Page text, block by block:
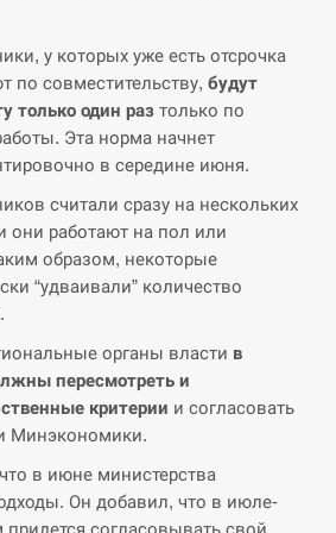
на “кратный рост” атак
літака в аеропорту Лейпцига
ймовірно, з…
уничтожены”: в МИДе
отреагируют на…
найбільші військові
загрози вторгнення з…
у которых уже есть отсрочка
по совместительству, будут
только один раз только по
Эта норма начнет
в середине июня.
считали сразу на нескольких
они работают на пол или
образом, некоторые
“удваивали” количество
органы власти в
пересмотреть и
критерии и согласовать
Минэкономики.
в июне министерства
Он добавил, что в июле-
придется согласовывать свой